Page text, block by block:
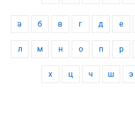
а б в г д е
л м н о п р
х ц ч ш э